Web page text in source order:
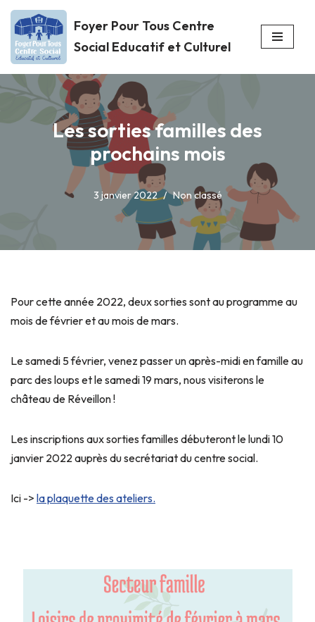
Aller
au
contenu
Foyer Pour Tous Centre
Social Educatif et Culturel
Les sorties familles des
prochains mois
3 janvier 2022 Non classé
Pour cette année 2022, deux sorties sont au programme au
mois de février et au mois de mars.
Le samedi 5 février, venez passer un après-midi en famille au
parc des loups et le samedi 19 mars, nous visiterons le
château de Réveillon !
Les inscriptions aux sorties familles débuteront le lundi 10
janvier 2022 auprès du secrétariat du centre social.
Ici -> la plaquette des ateliers.